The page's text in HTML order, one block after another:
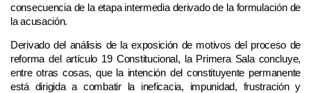
consecuencia de la etapa intermedia derivado de la formulación de
la acusación.
Derivado del análisis de la exposición de motivos del proceso de
reforma del artículo 19 Constitucional, la Primera Sala concluye,
entre otras cosas, que la intención del constituyente permanente
está dirigida a combatir la ineficacia, impunidad, frustración y